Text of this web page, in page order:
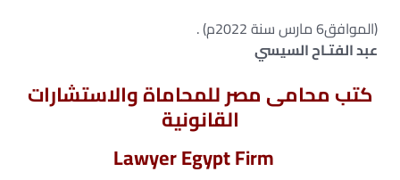
(الموافق6 مارس سنة 2022م) .
عبد الفتـاح السيسي
كتب محامى مصر للمحاماة والاستشارات
القانونية